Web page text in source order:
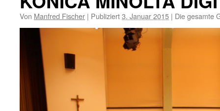
Von Manfred Fischer | Publiziert3. Januar 2015 | Die gesamte